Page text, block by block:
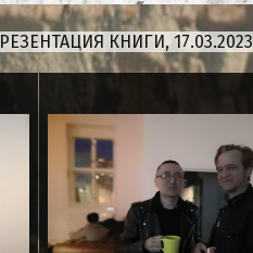
КНИГИ, 17.03.2023